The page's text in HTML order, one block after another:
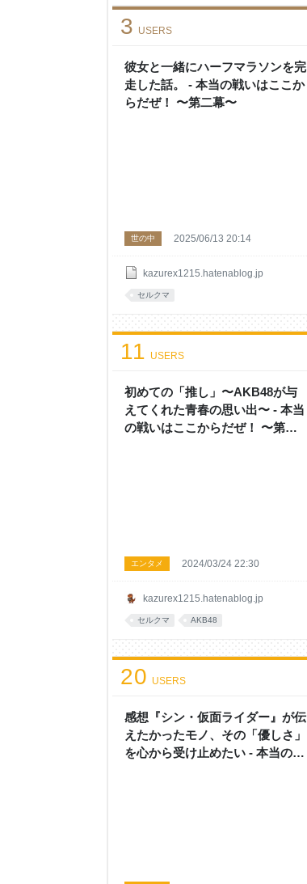
彼女と一緒にハーフマラソンを完
走した話。 - 本当の戦いはここか
らだぜ！ 〜第二幕〜
3 USERS
kazurex1215.hatenablog.jp
世の中 2025/06/13 20:14
セルクマ
初めての「推し」〜AKB48が与
えてくれた青春の思い出〜 - 本当
の戦いはここからだぜ！ 〜第二
11 USERS
kazurex1215.hatenablog.jp
エンタメ 2024/03/24 22:30
セルクマ AKB48
感想『シン・仮面ライダー』が伝
えたかったモノ、その「優しさ」
を心から受け止めたい - 本当の戦
20 USERS